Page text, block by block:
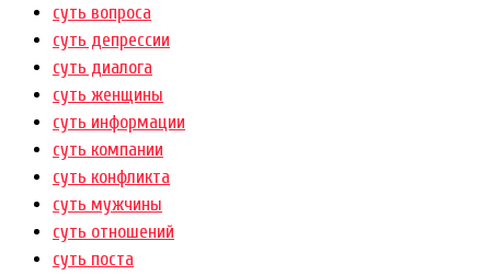
суть вопроса
суть депрессии
суть диалога
суть женщины
суть информации
суть компании
суть конфликта
суть мужчины
суть отношений
суть поста